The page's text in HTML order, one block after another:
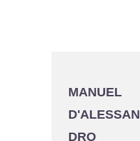
MANUEL
D'ALESSAN
DRO